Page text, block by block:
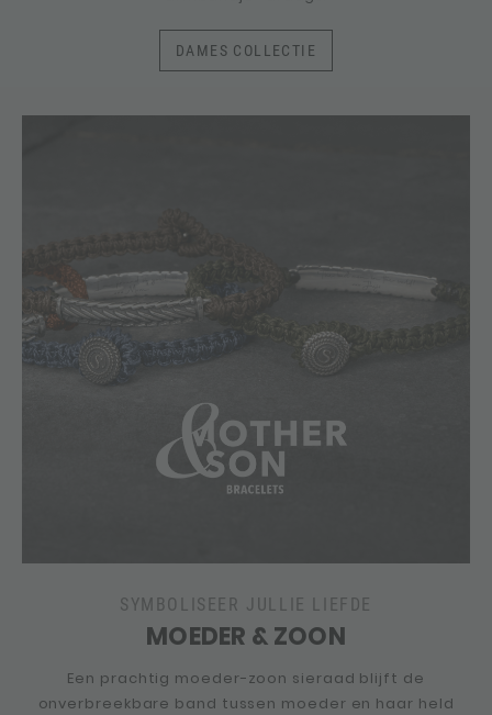
DAMES COLLECTIE
SYMBOLISEER JULLIE LIEFDE
MOEDER & ZOON
Een prachtig moeder-zoon sieraad blijft de
onverbreekbare band tussen moeder en haar held